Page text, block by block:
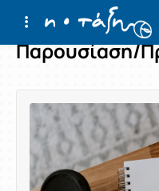
Παρουσίαση/